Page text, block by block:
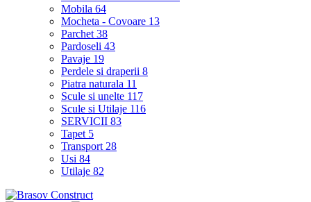
Mobila 64
Mocheta - Covoare 13
Parchet 38
Pardoseli 43
Pavaje 19
Perdele si draperii 8
Piatra naturala 11
Scule si unelte 117
Scule si Utilaje 116
SERVICII 83
Tapet 5
Transport 28
Usi 84
Utilaje 82